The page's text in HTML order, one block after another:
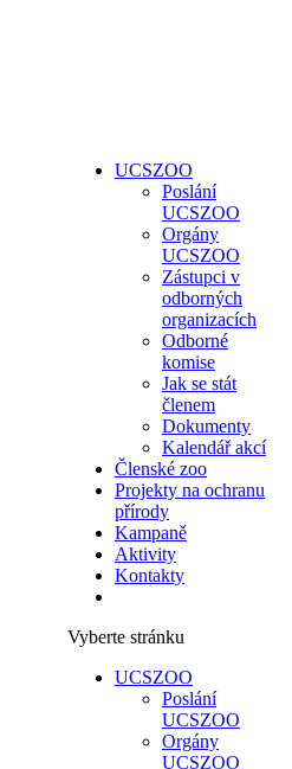
UCSZOO
Poslání
UCSZOO
Orgány
UCSZOO
Zástupci v
odborných
organizacích
Odborné
komise
Jak se stát
členem
Dokumenty
Kalendář akcí
Členské zoo
Projekty na ochranu
přírody
Kampaně
Aktivity
Kontakty
Vyberte stránku
UCSZOO
Poslání
UCSZOO
Orgány
UCSZOO